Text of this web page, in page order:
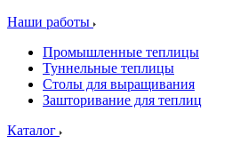
Наши работы
Промышленные теплицы
Туннельные теплицы
Столы для выращивания
Зашторивание для теплиц
Каталог